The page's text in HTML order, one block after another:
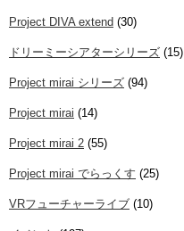
Project DIVA extend (30)
ドリーミーシアターシリーズ (15)
Project mirai シリーズ (94)
Project mirai (14)
Project mirai 2 (55)
Project mirai でらっくす (25)
VRフューチャーライブ (10)